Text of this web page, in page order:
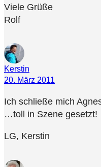
Viele Grüße
Rolf
Kerstin
20. März 2011
Ich schließe mich
…toll in Szene gesetzt!
LG, Kerstin